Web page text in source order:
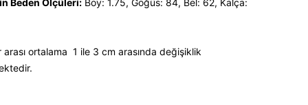
Beden Ölçüleri: Boy: 1.75, Göğüs: 84, Bel: 62, Kalça:
arası ortalama 1 ile 3 cm arasında değişiklik